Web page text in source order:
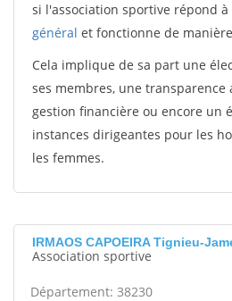
si l'association sportive répond à
général et fonctionne de
Cela implique de sa part une
ses membres, une transparence
gestion financière ou encore un
instances dirigeantes pour les
les femmes.
IRMAOS CAPOEIRA Tignieu-
Association sportive
Département: 38230